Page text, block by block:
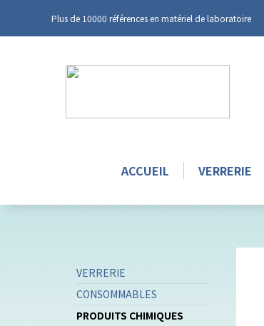
Plus de 10000 références en matériel de laboratoire
ACCUEIL VERRERIE
VERRERIE
CONSOMMABLES
PRODUITS CHIMIQUES